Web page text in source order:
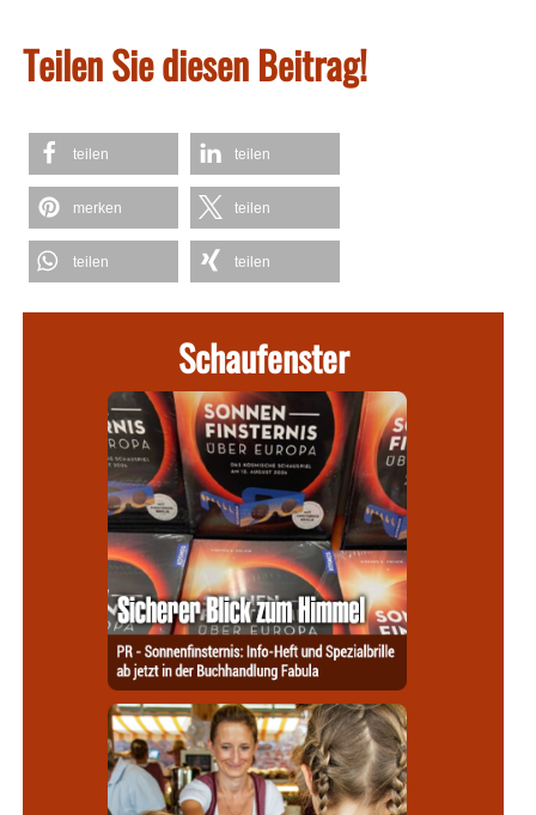
Teilen Sie diesen Beitrag!
teilen teilen
merken teilen
teilen teilen
Schaufenster